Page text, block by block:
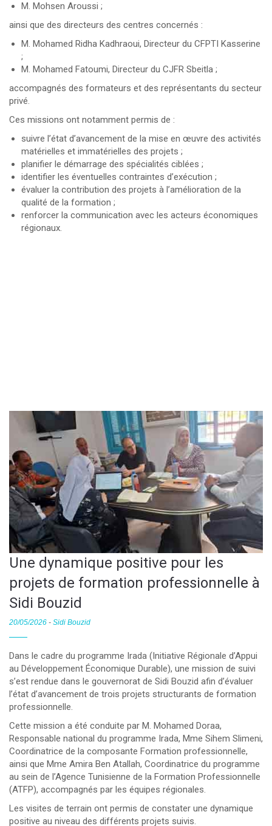
M. Mohsen Aroussi ;
ainsi que des directeurs des centres concernés :
M. Mohamed Ridha Kadhraoui, Directeur du CFPTI Kasserine
;
M. Mohamed Fatoumi, Directeur du CJFR Sbeitla ;
accompagnés des formateurs et des représentants du secteur
privé.
Ces missions ont notamment permis de :
suivre l’état d’avancement de la mise en œuvre des activités
matérielles et immatérielles des projets ;
planifier le démarrage des spécialités ciblées ;
identifier les éventuelles contraintes d’exécution ;
évaluer la contribution des projets à l’amélioration de la
qualité de la formation ;
renforcer la communication avec les acteurs économiques
régionaux.
Une dynamique positive pour les
projets de formation professionnelle à
Sidi Bouzid
20/05/2026 - Sidi Bouzid
Dans le cadre du programme Irada (Initiative Régionale d’Appui
au Développement Économique Durable), une mission de suivi
s’est rendue dans le gouvernorat de Sidi Bouzid afin d’évaluer
l’état d’avancement de trois projets structurants de formation
professionnelle.
Cette mission a été conduite par M. Mohamed Doraa,
Responsable national du programme Irada, Mme Sihem Slimeni,
Coordinatrice de la composante Formation professionnelle,
ainsi que Mme Amira Ben Atallah, Coordinatrice du programme
au sein de l’Agence Tunisienne de la Formation Professionnelle
(ATFP), accompagnés par les équipes régionales.
Les visites de terrain ont permis de constater une dynamique
positive au niveau des différents projets suivis.